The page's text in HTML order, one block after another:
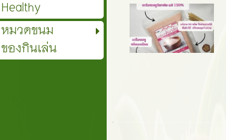
Healthy
หมวดขนม
ของกินเล่น